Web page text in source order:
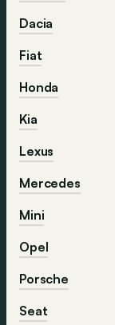
Dacia
Fiat
Honda
Kia
Lexus
Mercedes
Mini
Opel
Porsche
Seat